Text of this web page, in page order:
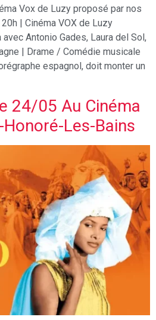
Vox de Luzy proposé par nos
| Cinéma VOX de Luzy
avec Antonio Gades, Laura del Sol,
| Drame / Comédie musicale
espagnol, doit monter un
24/05 Au Cinéma
Les-Bains